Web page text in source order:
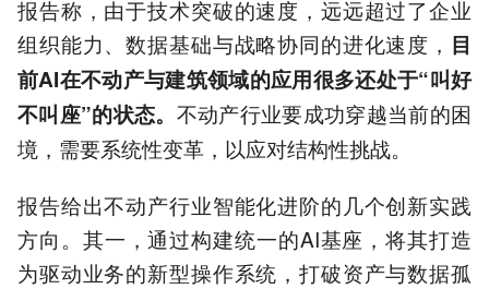
4.不动产科技企业构建智能
操作系统，嵌入健康管理等
社区服务场景
5.AI赋能不动产需平衡短期
回报与长期价值，重塑
报告称，由于技术突破的速度，远远超过了企业
组织能力、数据基础与战略协同的进化速度， 目
前AI在不动产与建筑领域的应用很多还处于“叫好
不叫座”的状态。 不动产行业要成功穿越当前的困
境，需要系统性变革，以应对结构性挑战。
报告给出不动产行业智能化进阶的几个创新实践
方向。其一，通过构建统一的AI基座，将其打造
为驱动业务的新型操作系统，打破资产与数据孤